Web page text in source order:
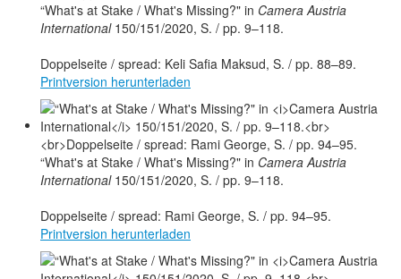
“What's at Stake / What's Missing?" in Camera Austria
International150/151/2020, S. / pp. 9–118.
Doppelseite / spread: Keli Safia Maksud, S. / pp. 88–89.
Printversion herunterladen
“What's at Stake / What's Missing?" in Camera Austria
International150/151/2020, S. / pp. 9–118.
Doppelseite / spread: Rami George, S. / pp. 94–95.
Printversion herunterladen